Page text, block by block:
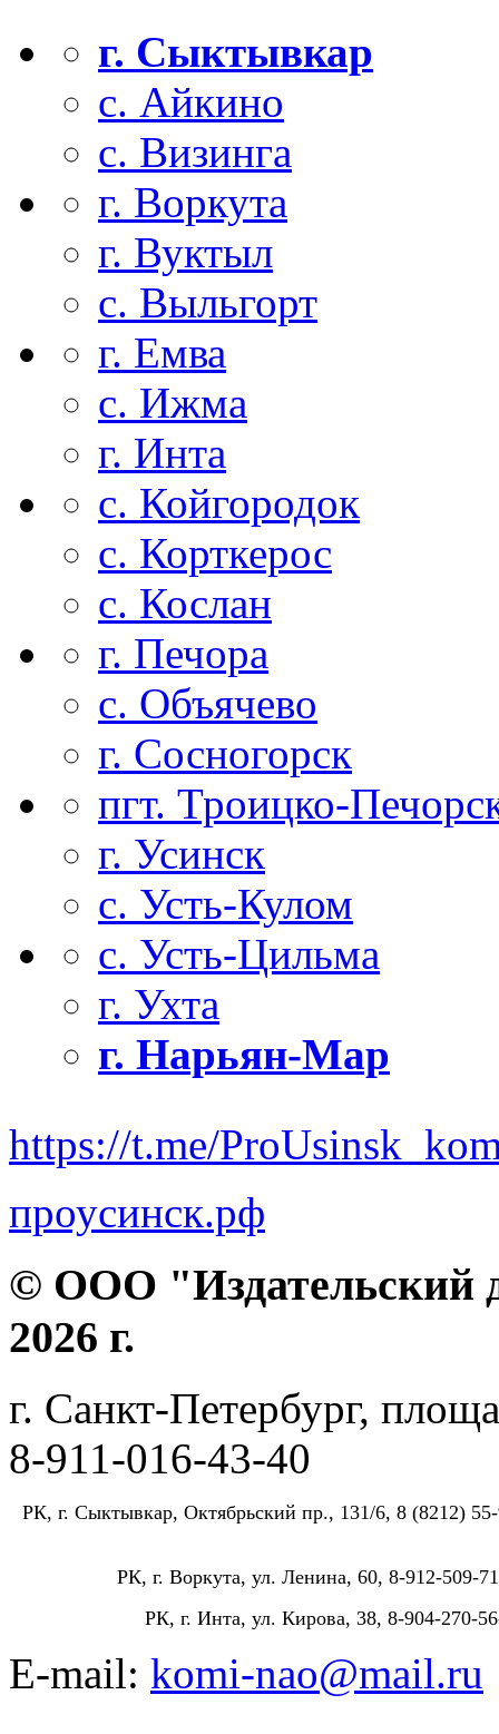
г. Сыктывкар
с. Айкино
с. Визинга
г. Воркута
г. Вуктыл
с. Выльгорт
г. Емва
с. Ижма
г. Инта
с. Койгородок
с. Корткерос
с. Кослан
г. Печора
с. Объячево
г. Сосногорск
пгт. Троицко-
г. Усинск
с. Усть-Кулом
с. Усть-Цильма
г. Ухта
г. Нарьян-Мар
https://t.me/
проусинск.рф
© ООО "Издательский
2026 г.
г. Санкт-Петербург,
8-911-016-43-40
РК, г. Сыктывкар, Октябрьский пр., 131/6, 8 (8212)
РК, г. Воркута, ул. Ленина, 60, 8-912-509-
РК, г. Инта, ул. Кирова, 38, 8-904-270-
E-mail: komi-nao@mail.ru